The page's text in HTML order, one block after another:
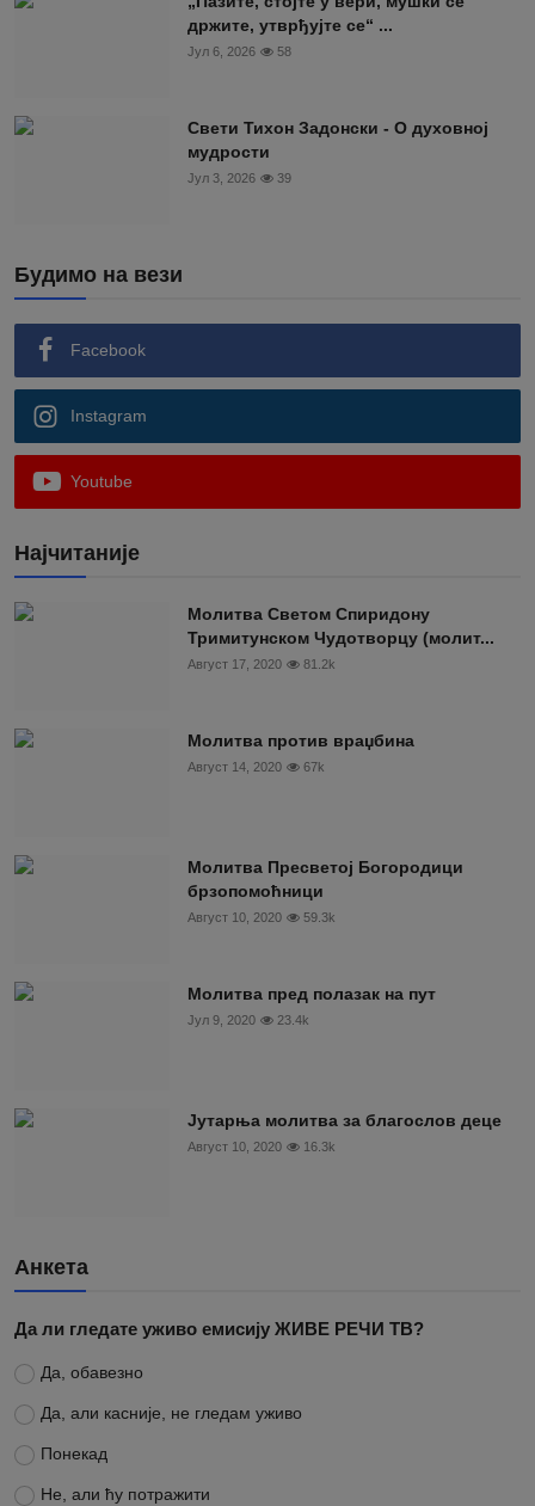
држите, утврђујте се“ ...
Јул 6, 2026 58
Свети Тихон Задонски - О духовној
мудрости
Јул 3, 2026 39
Будимо на вези
Facebook
Instagram
Youtube
Најчитаније
Moлитва Светом Спиридону
Тримитунском Чудотворцу (молит...
Август 17, 2020 81.2k
Молитва против враџбина
Август 14, 2020 67k
Молитва Пресветој Богородици
брзопомоћници
Август 10, 2020 59.3k
Молитва пред полазак на пут
Јул 9, 2020 23.4k
Јутарња молитва за благослов деце
Август 10, 2020 16.3k
Анкета
Да ли гледате уживо емисију ЖИВЕ РЕЧИ ТВ?
Да, обавезно
Да, али касније, не гледам уживо
Понекад
Не, али ћу потражити